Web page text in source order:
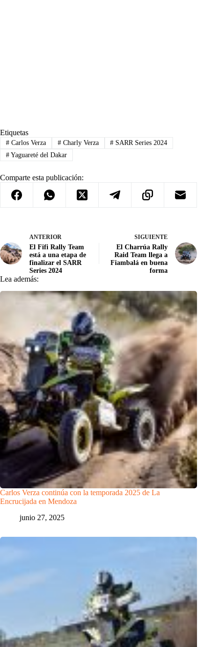
Etiquetas
#Carlos Verza #Charly Verza # SARR Series 2024
#Yaguareté del Dakar
Comparte esta publicación:
ANTERIOR
El Fifi Rally Team
está a una etapa de
finalizar el SARR
Series 2024
SIGUIENTE
El Charrúa Rally
Raid Team llega a
Fiambalá en buena
forma
Lea además:
Carlos Verza continúa con la temporada 2025 de La
Encrucijada en Mendoza
junio 27, 2025